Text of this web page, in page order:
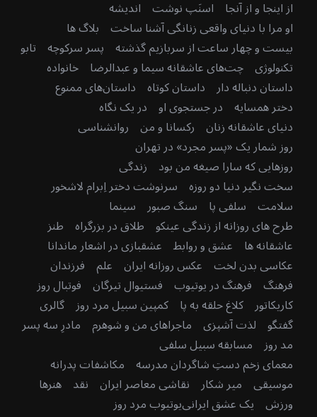
از اینجا و از آنجا اسنَپ نوشت اندیشه
او مرا با دنیای واقعی زنانگی آشنا ساخت بلاگ ها
بیست و چهار ساعت از سربازیم گذشته پسر سرکوچه تابو
تکنولوژی چت‌های عاشقانه سیما و عبدالرضا خانواده
داستان دنباله دار داستان کوتاه داستان‌های ممنوع
دختر همسایه در جستجوی او در یک نگاه
دنیای عاشقانه زنان رکسانا و من روانشناسی
روز شمار یک «پسر مجرد» در تهران
روزهایی که سارا صیغه من بود زندگی
سخت نگیر دنیا دو روزه سرنوشت دختر اِبرام لاشخور
سلامت سلفی پا سنگ صبور سینما
طرح های روزانه از زندگی عینکو طلاق در بزرگراه طنز
عاشقانه ها عشق و روابط عشقبازی در اشعار ماندانا
عکاسی بدن لخت عکس روزانه ایران علم فرزندان
فرهنگ فرهنگ در یوتیوب فستیوال تیرگان فوتبال روز
کاریکاتور کلاغ حلقه به پا کمپین سبیل مرد روز گالری
گفتگو لذت آشپزی ماجراهای من و شوهرم مادرِ سه پسر
مد روز مسابقه سبیل سلفی
معمای زخم دستِ شاگردان مدرسه مکاشفات پدرانه
موسیقی میر شکار نقاشی معاصر ایران نقد هنرها
ورزش یک عشق ایرانییوتیوب مرد روز